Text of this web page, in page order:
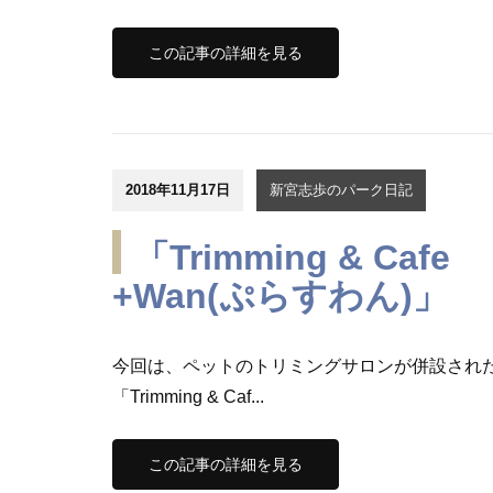
この記事の詳細を見る
2018年11月17日 新宮志歩のパーク日記
「Trimming & Cafe
+Wan(ぷらすわん)」
今回は、ペットのトリミングサロンが併設され
「Trimming & Caf...
この記事の詳細を見る